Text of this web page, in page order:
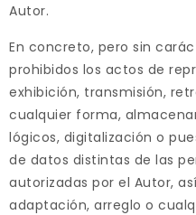
Autor.
En concreto, pero sin
prohibidos los actos de
exhibición, transmisión,
cualquier forma,
lógicos, digitalización o
de datos distintas de las
autorizadas por el Autor,
adaptación, arreglo o